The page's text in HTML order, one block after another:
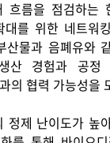
흐름을 점검하는
를 위한 네트워
산물과 음폐유와
산 경험과 공정
의 협력 가능성을
정제 난이도가 높